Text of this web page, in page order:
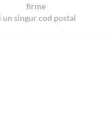
firme
un singur cod postal